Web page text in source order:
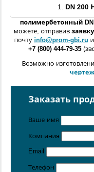
1.
DN 200
полимербетонный
можете, отправив
почту info@prom-gbi.ru
+7 (800) 444-79-35
Возможно
Поставка
расположенных в
Хабаровске,
Заказать
Ваше имя
Компания
Email
Телефон